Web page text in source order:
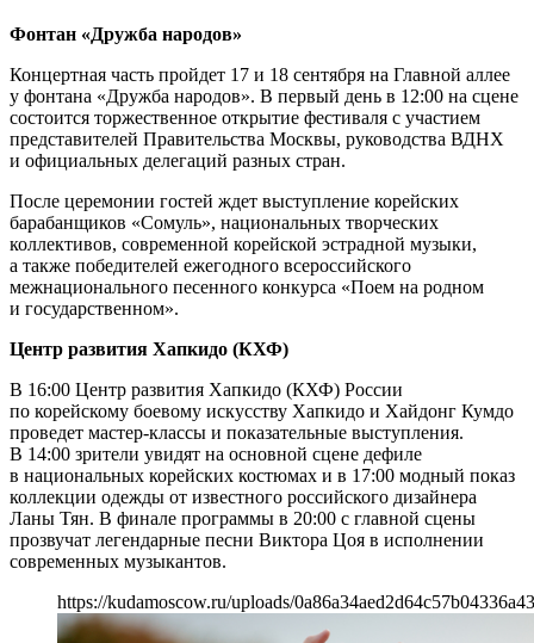
Фонтан «Дружба народов»
Концертная часть пройдет 17 и 18 сентября на Главной аллее
у фонтана «Дружба народов». В первый день в 12:00 на сцене
состоится торжественное открытие фестиваля с участием
представителей Правительства Москвы, руководства ВДНХ
и официальных делегаций разных стран.
После церемонии гостей ждет выступление корейских
барабанщиков «Сомуль», национальных творческих
коллективов, современной корейской эстрадной музыки,
а также победителей ежегодного всероссийского
межнационального песенного конкурса «Поем на родном
и государственном».
Центр развития Хапкидо (КХФ)
В 16:00 Центр развития Хапкидо (КХФ) России
по корейскому боевому искусству Хапкидо и Хайдонг Кумдо
проведет мастер-классы и показательные выступления.
В 14:00 зрители увидят на основной сцене дефиле
в национальных корейских костюмах и в 17:00 модный показ
коллекции одежды от известного российского дизайнера
Ланы Тян. В финале программы в 20:00 с главной сцены
прозвучат легендарные песни Виктора Цоя в исполнении
современных музыкантов.
https://kudamoscow.ru/uploads/